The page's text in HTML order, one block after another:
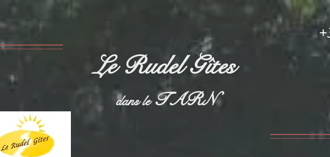
Le Rudel Gîtes
dans leTARN